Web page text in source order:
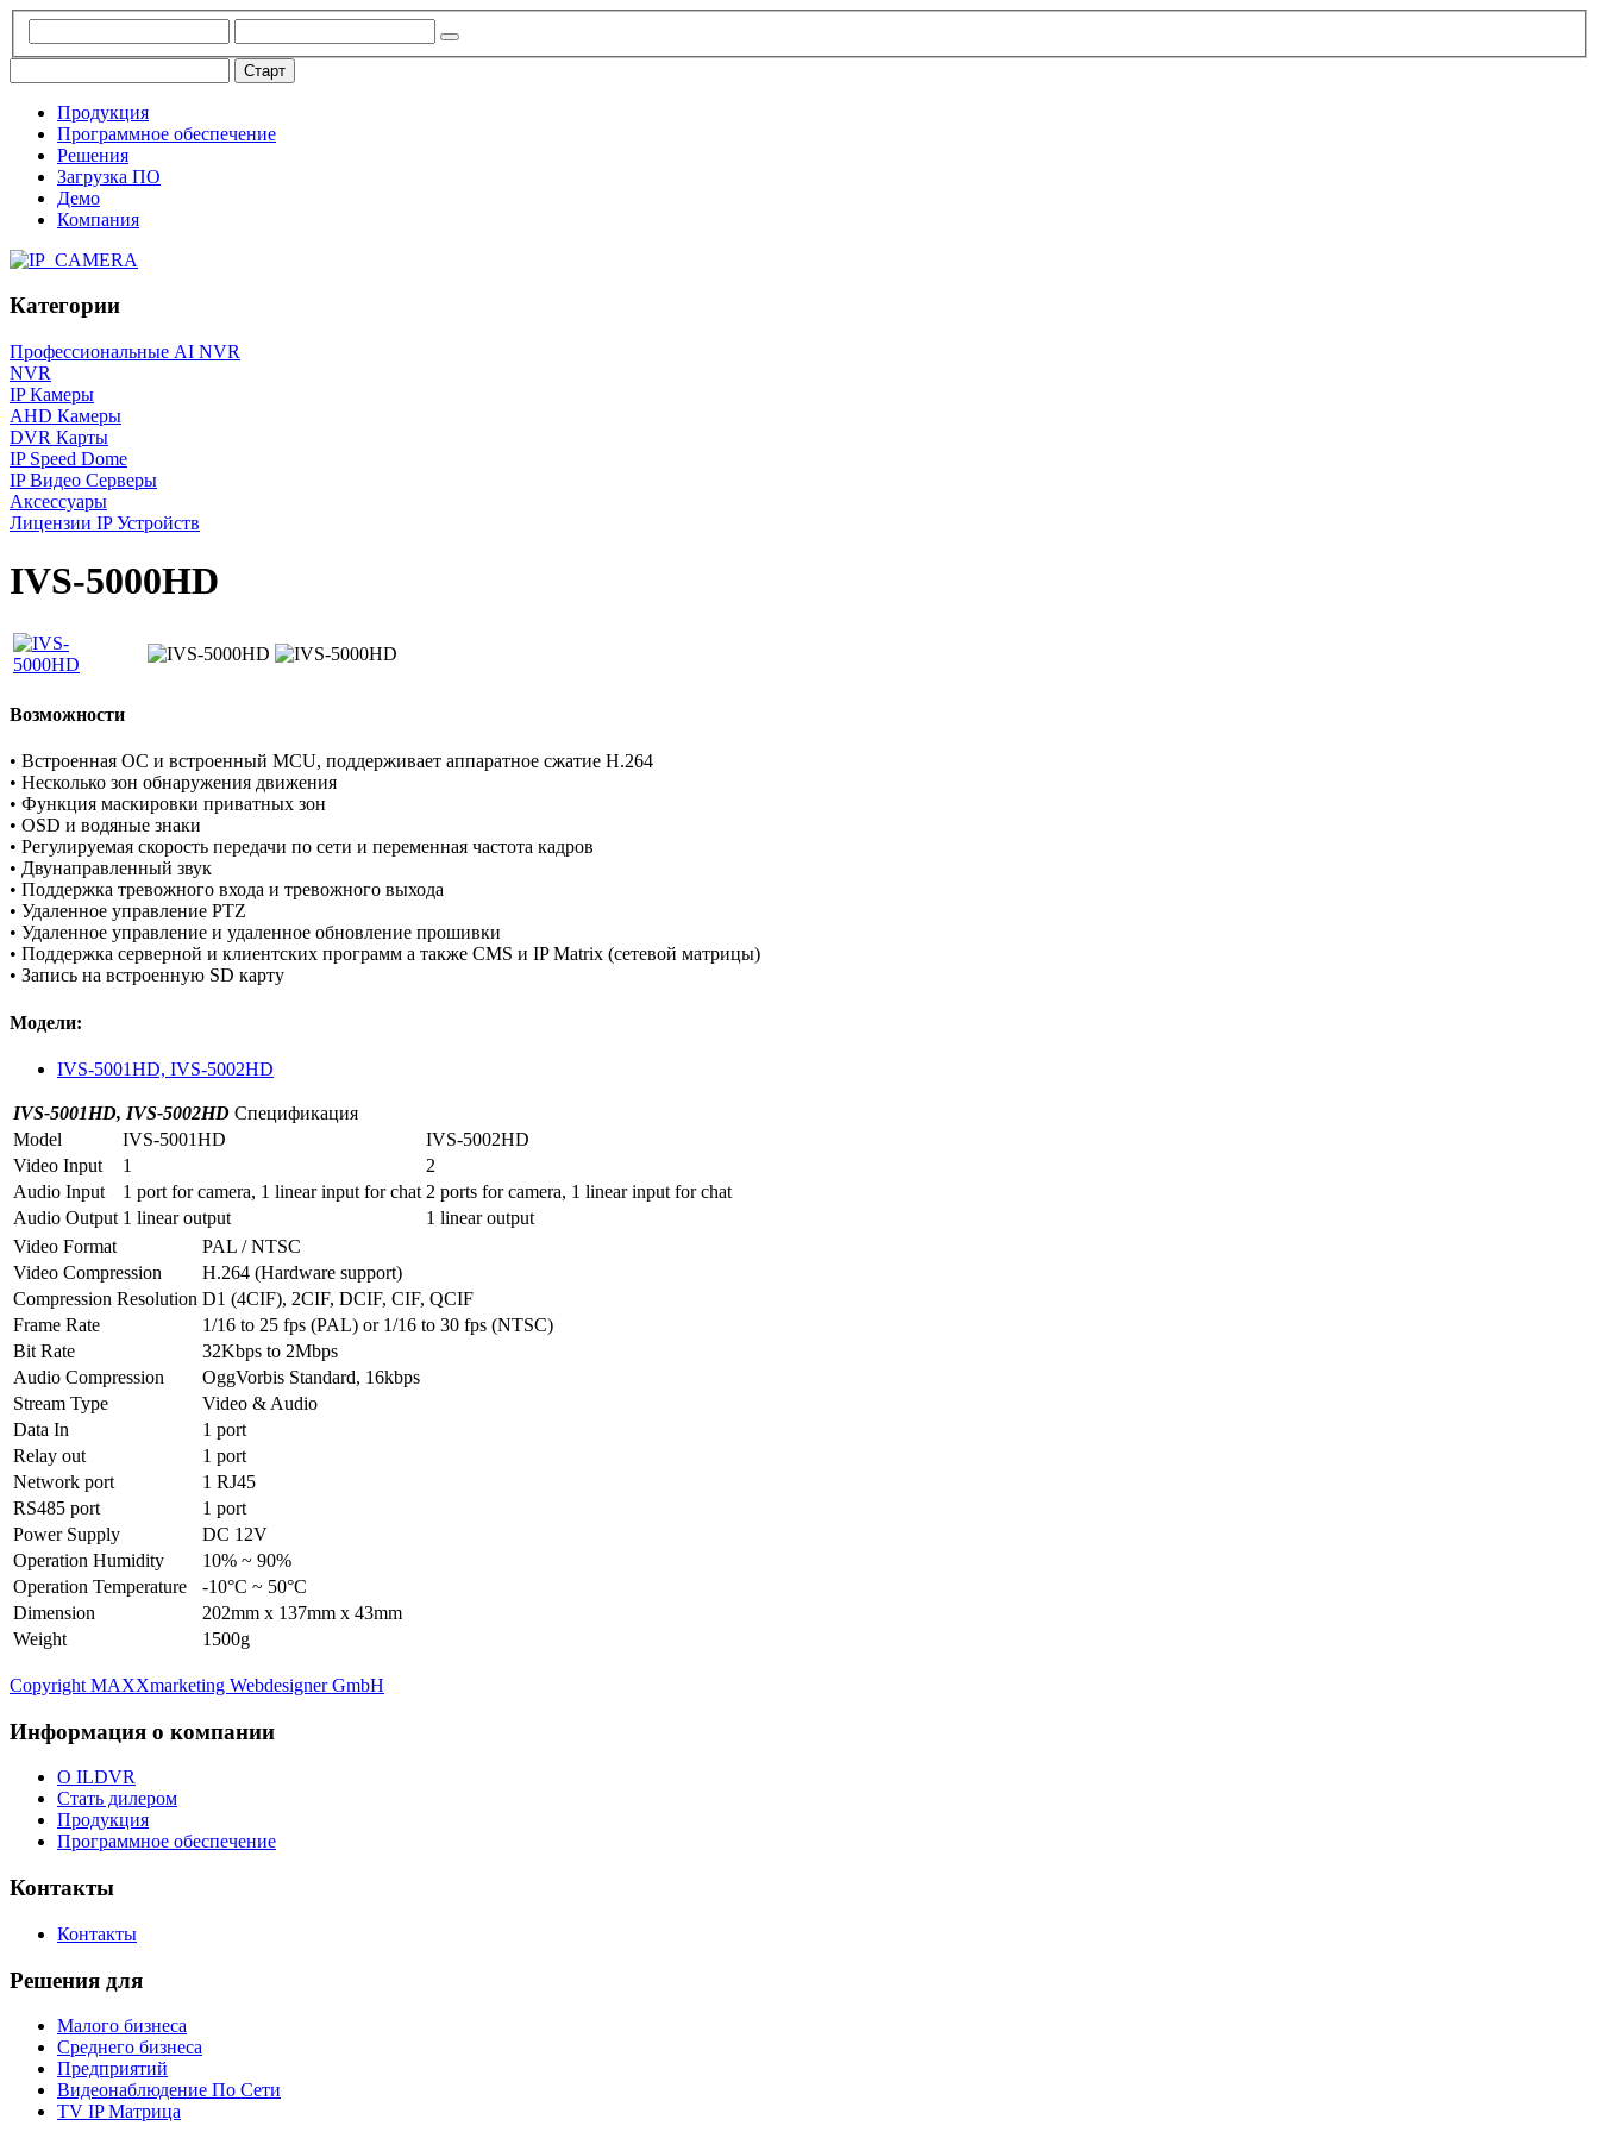
Продукция
Программное обеспечение
Решения
Загрузка ПО
Демо
Компания
Категории
Профессиональные AI NVR
NVR
IP Камеры
AHD Камеры
DVR Карты
IP Speed Dome
IP Видео Серверы
Аксессуары
Лицензии IP Устройств
IVS-5000HD
Возможности
• Встроенная ОС и встроенный MCU, поддерживает аппаратное сжатие H.264
• Несколько зон обнаружения движения
• Функция маскировки приватных зон
• OSD и водяные знаки
• Регулируемая скорость передачи по сети и переменная частота кадров
• Двунаправленный звук
• Поддержка тревожного входа и тревожного выхода
• Удаленное управление PTZ
• Удаленное управление и удаленное обновление прошивки
• Поддержка серверной и клиентских программ а также CMS и IP Matrix (сетевой матрицы)
• Запись на встроенную SD карту
Модели:
IVS-5001HD, IVS-5002HD
IVS-5001HD, IVS-5002HD Спецификация
Model
IVS-5001HD
IVS-5002HD
Video Input
1
2
Audio Input
1 port for camera, 1 linear input for chat 2 ports for camera, 1 linear input for chat
Audio Output 1 linear output
1 linear output
Video Format
PAL / NTSC
Video Compression
H.264 (Hardware support)
Compression Resolution D1 (4CIF), 2CIF, DCIF, CIF, QCIF
Frame Rate
1/16 to 25 fps (PAL) or 1/16 to 30 fps (NTSC)
Bit Rate
32Kbps to 2Mbps
Audio Compression
OggVorbis Standard, 16kbps
Stream Type
Video & Audio
Data In
1 port
Relay out
1 port
Network port
1 RJ45
RS485 port
1 port
Power Supply
DC 12V
Operation Humidity
10% ~ 90%
Operation Temperature
-10°C ~ 50°C
Dimension
202mm x 137mm x 43mm
Weight
1500g
Copyright MAXXmarketing Webdesigner GmbH
Информация о компании
О ILDVR
Стать дилером
Продукция
Программное обеспечение
Контакты
Контакты
Решения для
Малого бизнеса
Среднего бизнеса
Предприятий
Видеонаблюдение По Сети
TV IP Матрица